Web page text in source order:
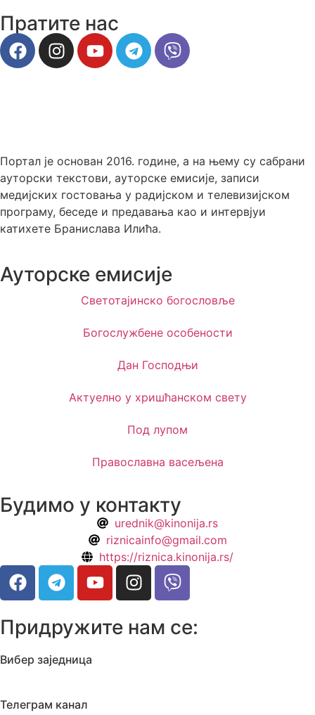
Пратите нас
Портал је основан 2016. године, а на њему су сабрани
ауторски текстови, ауторске емисије, записи
медијских гостовања у радијском и телевизијском
програму, беседе и предавања као и интервјуи
катихете Бранислава Илића.
Ауторске емисије
Светотајинско богословље
Богослужбене особености
Дан Господњи
Актуелно у хришћанском свету
Под лупом
Православна васељена
Будимо у контакту
urednik@kinonija.rs
riznicainfo@gmail.com
https://riznica.kinonija.rs/
Придружите нам се:
Вибер заједница
Телеграм канал